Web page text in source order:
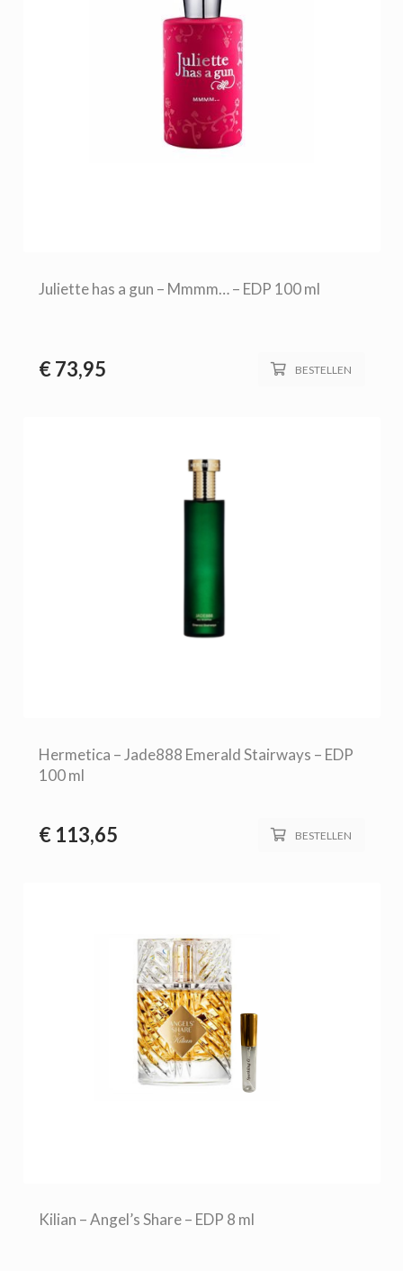
Juliette has a gun – Mmmm… – EDP 100 ml
€73,95 BESTELLEN
Hermetica – Jade888 Emerald Stairways – EDP
100 ml
€113,65 BESTELLEN
Kilian – Angel’s Share – EDP 8 ml